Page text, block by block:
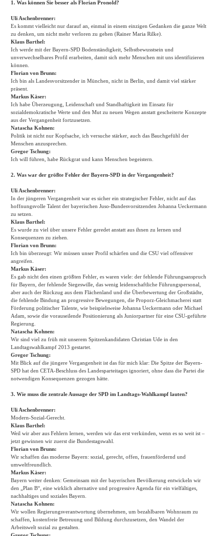
1. Was können Sie besser als Florian Pronold?
Uli Aschenbrenner:
Es kommt vielleicht nur darauf an, einmal in einem einzigen Gedanken die ganze Welt
zu denken, um nicht mehr verloren zu gehen (Rainer Maria Rilke).
Klaus Barthel:
Ich werde mit der Bayern-SPD Bodenständigkeit, Selbstbewusstsein und
unverwechselbares Profil erarbeiten, damit sich mehr Menschen mit uns identifizieren
können.
Florian von Brunn:
Ich bin als Landesvorsitzender in München, nicht in Berlin, und damit viel stärker
präsent.
Markus Käser:
Ich habe Überzeugung, Leidenschaft und Standhaftigkeit im Einsatz für
sozialdemokratische Werte und den Mut zu neuen Wegen anstatt gescheiterte Konzepte
aus der Vergangenheit fortzusetzen.
Natascha Kohnen:
Politik ist nicht nur Kopfsache, ich versuche stärker, auch das Bauchgefühl der
Menschen anzusprechen.
Gregor Tschung:
Ich will führen, habe Rückgrat und kann Menschen begeistern.
2. Was war der größte Fehler der Bayern-SPD in der Vergangenheit?
Uli Aschenbrenner:
In der jüngeren Vergangenheit war es sicher ein strategischer Fehler, nicht auf das
hoffnungsvolle Talent der bayerischen Juso-Bundesvorsitzenden Johanna Ueckermann
zu setzen.
Klaus Barthel:
Es wurde zu viel über unsere Fehler geredet anstatt aus ihnen zu lernen und
Konsequenzen zu ziehen.
Florian von Brunn:
Ich bin überzeugt: Wir müssen unser Profil schärfen und die CSU viel offensiver
angreifen.
Markus Käser:
Es gab nicht den einen größten Fehler, es waren viele: der fehlende Führungsanspruch
für Bayern, der fehlende Siegeswille, das wenig leidenschaftliche Führungspersonal,
aber auch der Rückzug aus dem Flächenland und die Überbewertung der Großstädte,
die fehlende Bindung an progressive Bewegungen, die Proporz-Gleichmacherei statt
Förderung politischer Talente, wie beispielsweise Johanna Ueckermann oder Michael
Adam, sowie die vorauseilende Positionierung als Juniorpartner für eine CSU-geführte
Regierung.
Natascha Kohnen:
Wir sind viel zu früh mit unserem Spitzenkandidaten Christian Ude in den
Landtagswahlkampf 2013 gestartet.
Gregor Tschung:
Mit Blick auf die jüngere Vergangenheit ist das für mich klar: Die Spitze der Bayern-
SPD hat den CETA-Beschluss des Landesparteitages ignoriert, ohne dass die Partei die
notwendigen Konsequenzen gezogen hätte.
3. Wie muss die zentrale Aussage der SPD im Landtags-Wahlkampf lauten?
Uli Aschenbrenner:
Modern-Sozial-Gerecht.
Klaus Barthel:
Weil wir aber aus Fehlern lernen, werden wir das erst verkünden, wenn es so weit ist –
jetzt gewinnen wir zuerst die Bundestagswahl.
Florian von Brunn:
Wir schaffen das moderne Bayern: sozial, gerecht, offen, frauenfördernd und
umweltfreundlich.
Markus Käser:
Bayern weiter denken: Gemeinsam mit der bayerischen Bevölkerung entwickeln wir
den „Plan B“, eine wirklich alternative und progressive Agenda für ein vielfältiges,
nachhaltiges und soziales Bayern.
Natascha Kohnen:
Wir wollen Regierungsverantwortung übernehmen, um bezahlbaren Wohnraum zu
schaffen, kostenfreie Betreuung und Bildung durchzusetzen, den Wandel der
Arbeitswelt sozial zu gestalten.